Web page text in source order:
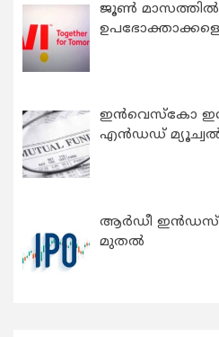
ജൂൺ മാസത്തിൽ
ഉപഭോക്താക്കളെ
ഇന്‍വെസ്കോ
എന്‍ഡഡ്
ആർഡീ
മുതൽ